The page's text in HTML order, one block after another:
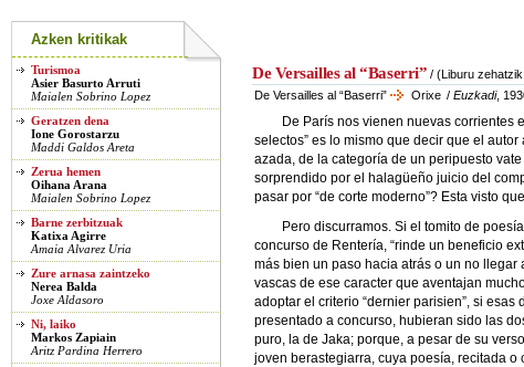
De Versailles al “Baserri” / (Liburu
De Versailles al “Baserri”
Orixe / Euzkadi,
De París nos vienen nuevas corrientes
selectos” es lo mismo que decir que el
azada, de la categoría de un peripuesto
sorprendido por el halagüeño juicio del
pasar por “de corte moderno”? Esta visto
Pero discurramos. Si el tomito de
concurso de Rentería, “rinde un beneficio
más bien un paso hacia atrás o un no
vascas de ese caracter que aventajan
adoptar el criterio “dernier parisien”, si
presentado a concurso, hubieran sido las
puro, la de Jaka; porque, a pesar de su
joven berastegiarra, cuya poesía, recitada
Azken kritikak
Turismoa
Asier Basurto Arruti
Maialen Sobrino Lopez
Geratzen dena
Ione Gorostarzu
Maddi Galdos Areta
Zerua hemen
Oihana Arana
Maialen Sobrino Lopez
Barne zerbitzuak
Katixa Agirre
Amaia Alvarez Uria
Zure arnasa zaintzeko
Nerea Balda
Joxe Aldasoro
Ni, laiko
Markos Zapiain
Aritz Pardina Herrero